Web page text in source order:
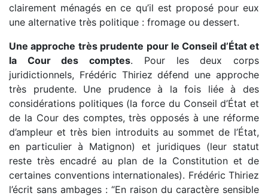
clairement ménagés en ce qu’il est proposé pour eux
une alternative très politique : fromage ou dessert.
Une approche très prudente pour le Conseil d’État et
la Cour des comptes. Pour les deux corps
juridictionnels, Frédéric Thiriez défend une approche
très prudente. Une prudence à la fois liée à des
considérations politiques (la force du Conseil d’État et
de la Cour des comptes, très opposés à une réforme
d’ampleur et très bien introduits au sommet de l’État,
en particulier à Matignon) et juridiques (leur statut
reste très encadré au plan de la Constitution et de
certaines conventions internationales). Frédéric Thiriez
l’écrit sans ambages : “En raison du caractère sensible